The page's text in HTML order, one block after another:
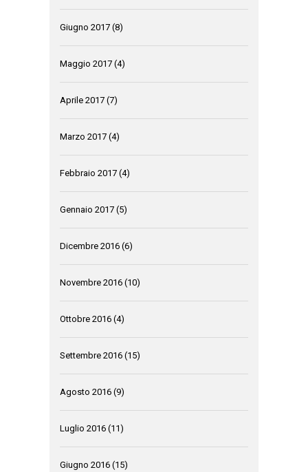
Giugno 2017 (8)
Maggio 2017 (4)
Aprile 2017 (7)
Marzo 2017 (4)
Febbraio 2017 (4)
Gennaio 2017 (5)
Dicembre 2016 (6)
Novembre 2016 (10)
Ottobre 2016 (4)
Settembre 2016 (15)
Agosto 2016 (9)
Luglio 2016 (11)
Giugno 2016 (15)